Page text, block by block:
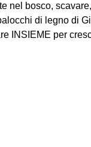
nel bosco,
di legno di
INSIEME per